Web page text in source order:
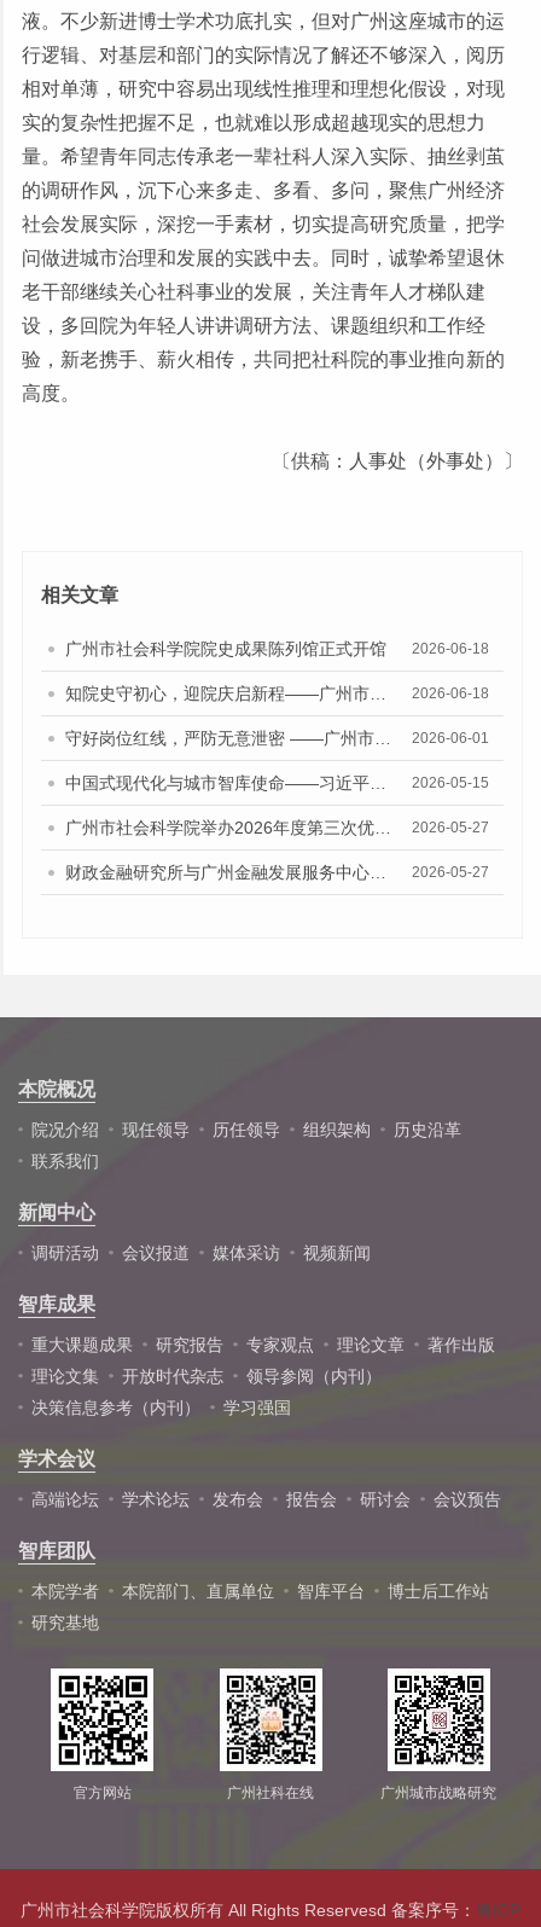
液。不少新进博士学术功底扎实，但对广州这座城市的运
行逻辑、对基层和部门的实际情况了解还不够深入，阅历
相对单薄，研究中容易出现线性推理和理想化假设，对现
实的复杂性把握不足，也就难以形成超越现实的思想力
量。希望青年同志传承老一辈社科人深入实际、抽丝剥茧
的调研作风，沉下心来多走、多看、多问，聚焦广州经济
社会发展实际，深挖一手素材，切实提高研究质量，把学
问做进城市治理和发展的实践中去。同时，诚挚希望退休
老干部继续关心社科事业的发展，关注青年人才梯队建
设，多回院为年轻人讲讲调研方法、课题组织和工作经
验，新老携手、薪火相传，共同把社科院的事业推向新的
高度。
〔供稿：人事处（外事处）〕
相关文章
广州市社会科学院院史成果陈列馆正式开馆 2026-06-18
2026-06-18
2026-06-01
2026-05-15
2026-05-27
2026-05-27
本院概况
院况介绍 现任领导 历任领导 组织架构
历史沿革
联系我们
新闻中心
调研活动 会议报道 媒体采访 视频新闻
智库成果
重大课题成果 研究报告 专家观点 理论文章
著作出版
理论文集
开放时代杂志
领导参阅（内刊）
决策信息参考（内刊）
学习强国
学术会议
高端论坛 学术论坛 发布会 报告会 研讨会 会议预告
智库团队
本院学者 本院部门、直属单位 智库平台
博士后工作站
研究基地
官方网站 广州社科在线 广州城市战略研究
广州市社会科学院版权所有 All Rights Reservesd 备案序号： 粤ICP